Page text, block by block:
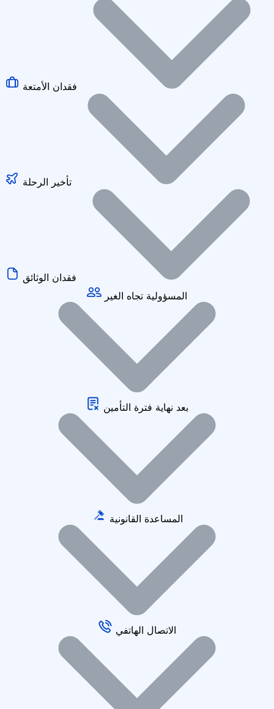
المسؤولية تجاه الغير
بعد نهاية فترة التأمين
المساعدة القانونية
الاتصال الهاتفي